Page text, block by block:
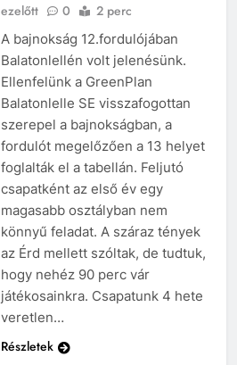
ezelőtt
0 2 perc
A bajnokság 12.fordulójában
Balatonlellén volt jelenésünk.
Ellenfelünk a GreenPlan
Balatonlelle SE visszafogottan
szerepel a bajnokságban, a
fordulót megelőzően a 13 helyet
foglalták el a tabellán. Feljutó
csapatként az első év egy
magasabb osztályban nem
könnyű feladat. A száraz tények
az Érd mellett szóltak, de tudtuk,
hogy nehéz 90 perc vár
játékosainkra. Csapatunk 4 hete
veretlen…
Részletek